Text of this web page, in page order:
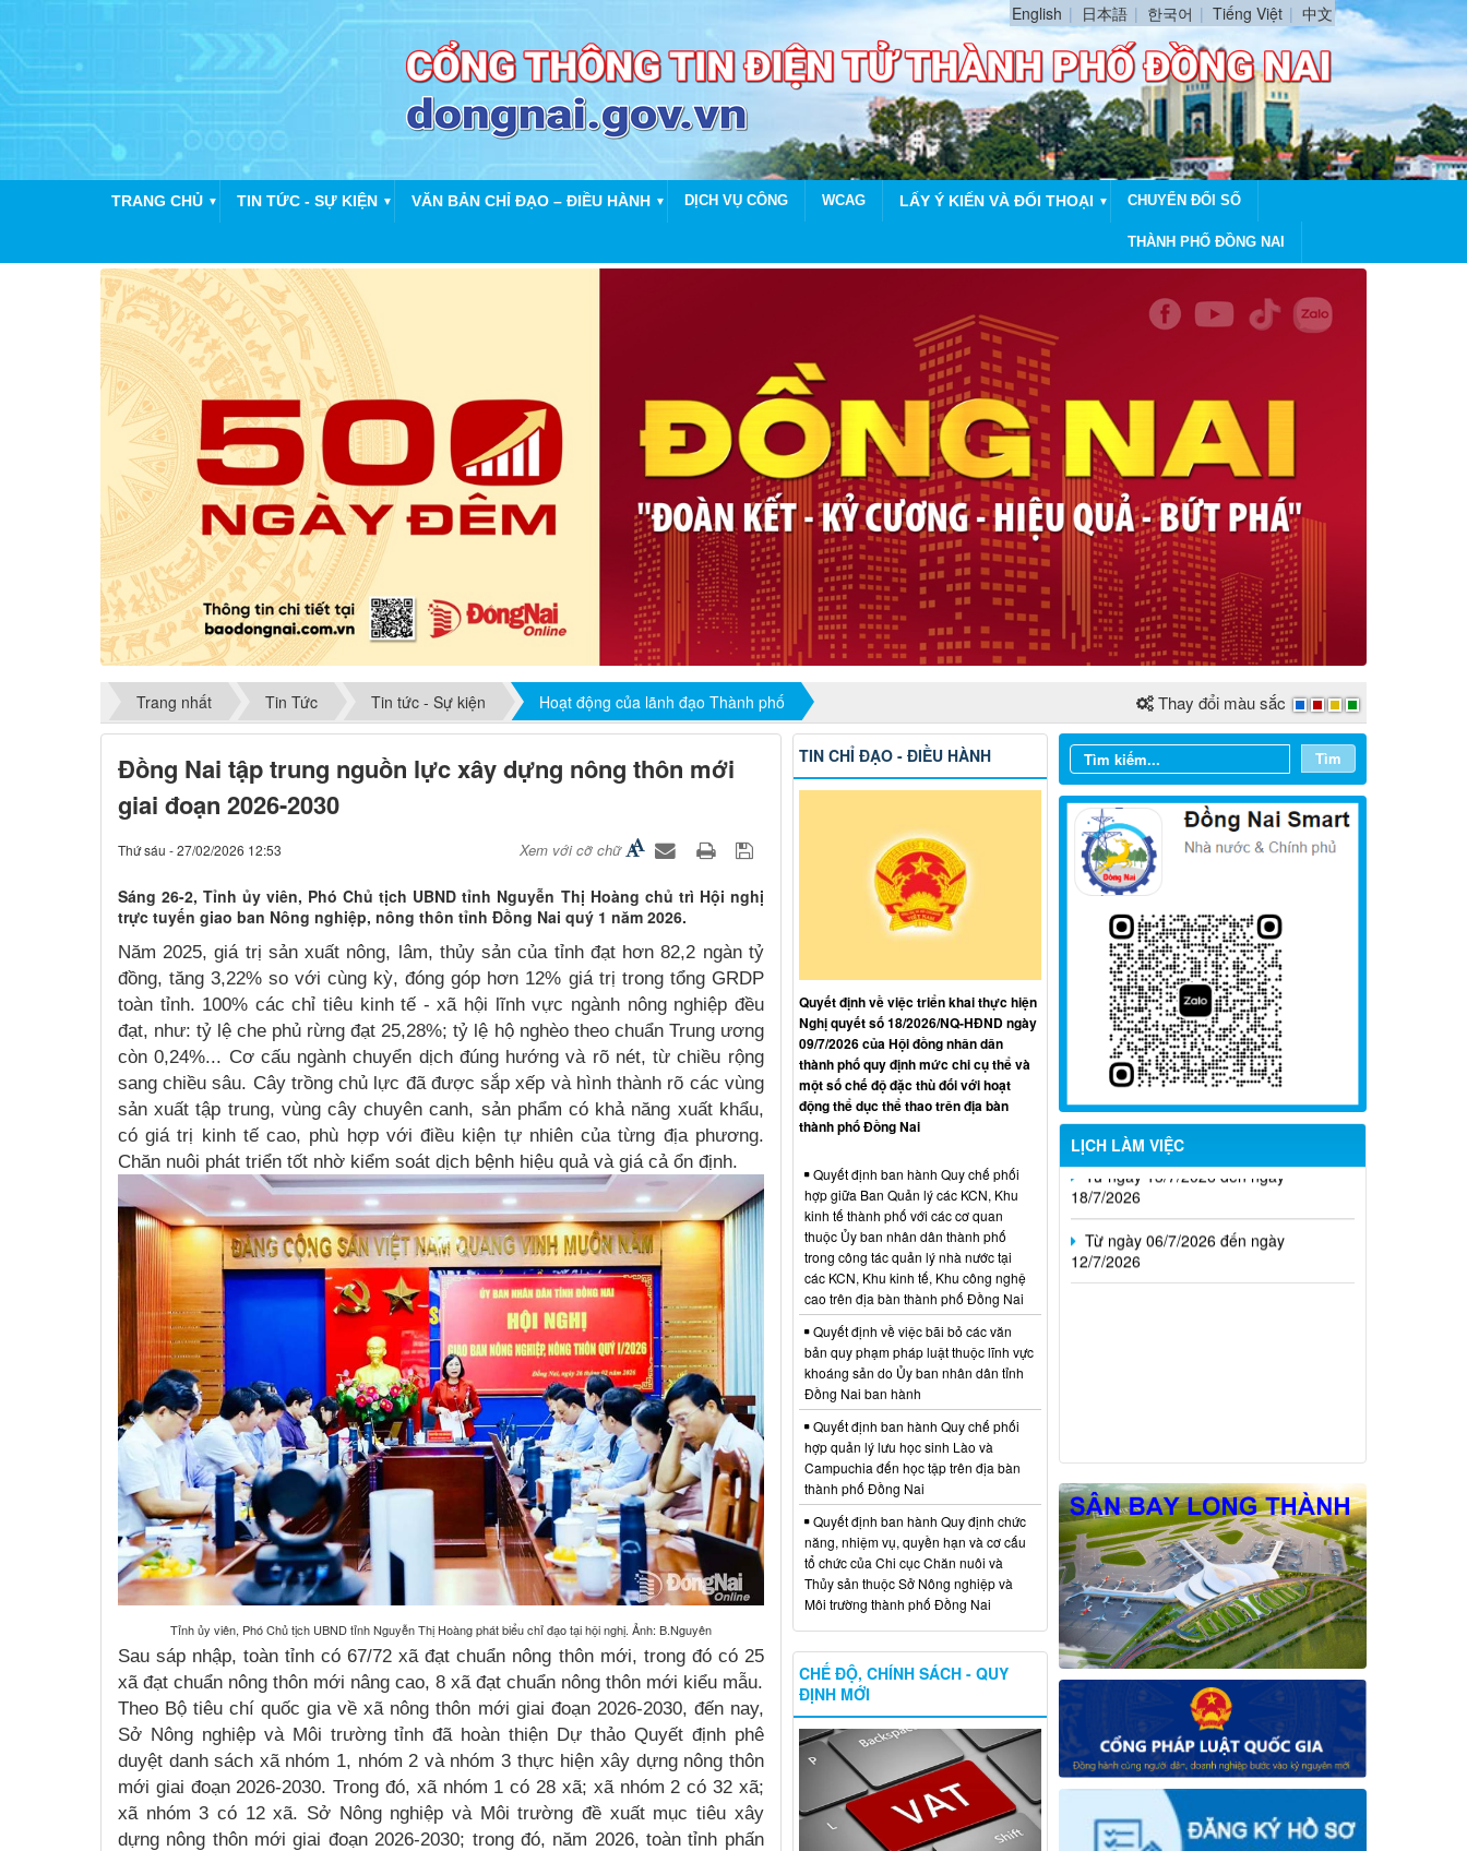
English 日本語 한국어 Tiếng Việt 中文
TRANG CHỦ ▼ TIN TỨC - SỰ KIỆN ▼ VĂN BẢN CHỈ ĐẠO – ĐIỀU HÀNH ▼ DỊCH VỤ CÔNG WCAG LẤY Ý KIẾN VÀ ĐỐI THOẠI ▼ CHUYỂN ĐỔI SỐ
THÀNH PHỐ ĐỒNG NAI
Trang nhất Tin Tức Tin tức - Sự kiện Hoạt động của lãnh đạo Thành phố Thay đổi màu sắc
Đồng Nai tập trung nguồn lực xây dựng nông thôn mới
giai đoạn 2026-2030
Thứ sáu - 27/02/2026 12:53 Xem với cỡ chữ
Sáng 26-2, Tỉnh ủy viên, Phó Chủ tịch UBND tỉnh Nguyễn Thị Hoàng chủ trì Hội nghị
trực tuyến giao ban Nông nghiệp, nông thôn tỉnh Đồng Nai quý 1 năm 2026.
Năm 2025, giá trị sản xuất nông, lâm, thủy sản của tỉnh đạt hơn 82,2 ngàn tỷ
đồng, tăng 3,22% so với cùng kỳ, đóng góp hơn 12% giá trị trong tổng GRDP
toàn tỉnh. 100% các chỉ tiêu kinh tế - xã hội lĩnh vực ngành nông nghiệp đều
đạt, như: tỷ lệ che phủ rừng đạt 25,28%; tỷ lệ hộ nghèo theo chuẩn Trung ương
còn 0,24%... Cơ cấu ngành chuyển dịch đúng hướng và rõ nét, từ chiều rộng
sang chiều sâu. Cây trồng chủ lực đã được sắp xếp và hình thành rõ các vùng
sản xuất tập trung, vùng cây chuyên canh, sản phẩm có khả năng xuất khẩu,
có giá trị kinh tế cao, phù hợp với điều kiện tự nhiên của từng địa phương.
Chăn nuôi phát triển tốt nhờ kiểm soát dịch bệnh hiệu quả và giá cả ổn định.
Tỉnh ủy viên, Phó Chủ tịch UBND tỉnh Nguyễn Thị Hoàng phát biểu chỉ đạo tại hội nghị. Ảnh: B.Nguyên
Sau sáp nhập, toàn tỉnh có 67/72 xã đạt chuẩn nông thôn mới, trong đó có 25
xã đạt chuẩn nông thôn mới nâng cao, 8 xã đạt chuẩn nông thôn mới kiểu mẫu.
Theo Bộ tiêu chí quốc gia về xã nông thôn mới giai đoạn 2026-2030, đến nay,
Sở Nông nghiệp và Môi trường tỉnh đã hoàn thiện Dự thảo Quyết định phê
duyệt danh sách xã nhóm 1, nhóm 2 và nhóm 3 thực hiện xây dựng nông thôn
mới giai đoạn 2026-2030. Trong đó, xã nhóm 1 có 28 xã; xã nhóm 2 có 32 xã;
xã nhóm 3 có 12 xã. Sở Nông nghiệp và Môi trường đề xuất mục tiêu xây
dựng nông thôn mới giai đoạn 2026-2030; trong đó, năm 2026, toàn tỉnh phấn
Tìm
LỊCH LÀM VIỆC
Từ ngày 03/8/2026 đến ngày
09/8/2026
Từ ngày 27/7/2026 đến ngày
02/8/2026
Từ ngày 20/7/2026 đến ngày
26/7/2026
Từ ngày 13/7/2026 đến ngày
18/7/2026
Từ ngày 06/7/2026 đến ngày
12/7/2026
TIN CHỈ ĐẠO - ĐIỀU HÀNH
Quyết định về việc triển khai thực hiện
Nghị quyết số 18/2026/NQ-HĐND ngày
09/7/2026 của Hội đồng nhân dân
thành phố quy định mức chi cụ thể và
một số chế độ đặc thù đối với hoạt
động thể dục thể thao trên địa bàn
thành phố Đồng Nai
Quyết định ban hành Quy chế phối
hợp giữa Ban Quản lý các KCN, Khu
kinh tế thành phố với các cơ quan
thuộc Ủy ban nhân dân thành phố
trong công tác quản lý nhà nước tại
các KCN, Khu kinh tế, Khu công nghệ
cao trên địa bàn thành phố Đồng Nai
Quyết định về việc bãi bỏ các văn
bản quy phạm pháp luật thuộc lĩnh vực
khoáng sản do Ủy ban nhân dân tỉnh
Đồng Nai ban hành
Quyết định ban hành Quy chế phối
hợp quản lý lưu học sinh Lào và
Campuchia đến học tập trên địa bàn
thành phố Đồng Nai
Quyết định ban hành Quy định chức
năng, nhiệm vụ, quyền hạn và cơ cấu
tổ chức của Chi cục Chăn nuôi và
Thủy sản thuộc Sở Nông nghiệp và
Môi trường thành phố Đồng Nai
CHẾ ĐỘ, CHÍNH SÁCH - QUY
ĐỊNH MỚI